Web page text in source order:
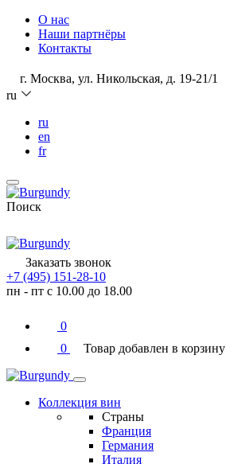
О нас
Наши партнёры
Контакты
г. Москва, ул. Никольская, д. 19-21/1
ru
ru
en
fr
Поиск
Заказать звонок
+7 (495) 151-28-10
пн - пт с 10.00 до 18.00
0
0
Товар добавлен в корзину
Коллекция вин
Страны
Франция
Германия
Италия